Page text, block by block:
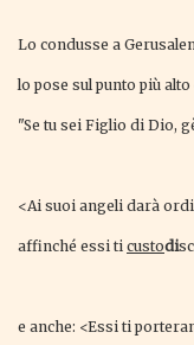
Lo condusse a
lo pose sul punto più
"Se tu sei Figlio di Dio,
<Ai suoi angeli darà
affinché essi ti custodi
e anche: <Essi ti